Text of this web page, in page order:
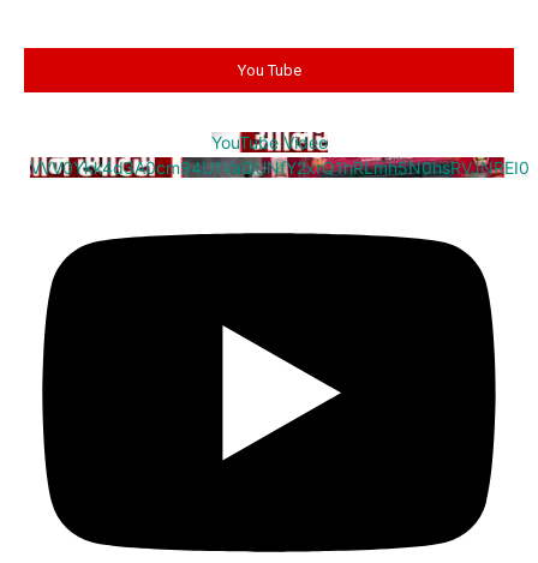
You Tube
YouTube Video
VVV0Ykk4d3A0cm94U1VaQUNfY2xrQ1hRLmh5N0hsRVJNREI0